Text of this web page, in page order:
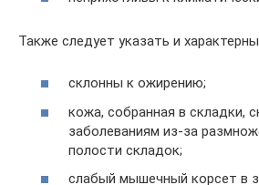
Также следует указать и
склонны к ожирению;
кожа, собранная в складки,
заболеваниям из-за
полости складок;
слабый мышечный корсет в